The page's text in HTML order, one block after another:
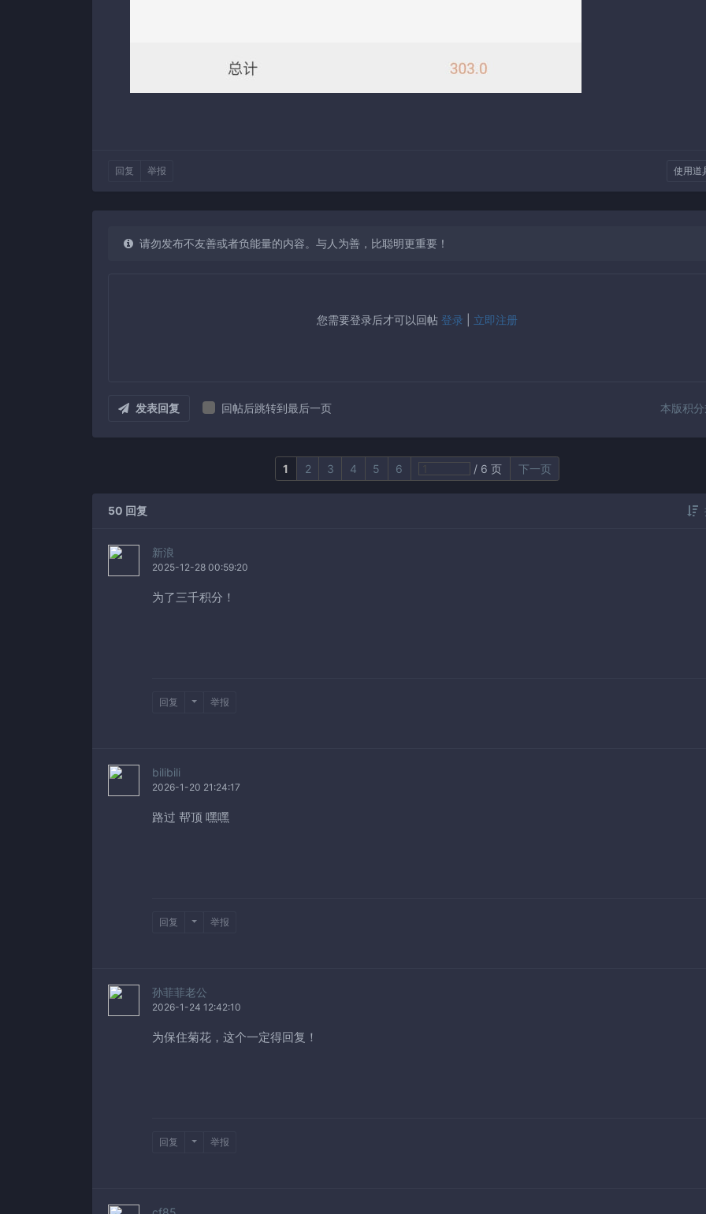
回复 举报 使用道
请勿发布不友善或者负能量的内容。与人为善，比聪明更重要！
您需要登录后才可以回帖 登录 立即注册
发表回复 回帖后跳转到最后一页 本版积
1 2 3 4 5 6 / 6 页 下一页
50 回复
新浪
2025-12-28 00:59:20
为了三千积分！
回复 举报
bilibili
2026-1-20 21:24:17
路过 帮顶 嘿嘿
回复 举报
孙菲菲老公
2026-1-24 12:42:10
为保住菊花，这个一定得回复！
回复 举报